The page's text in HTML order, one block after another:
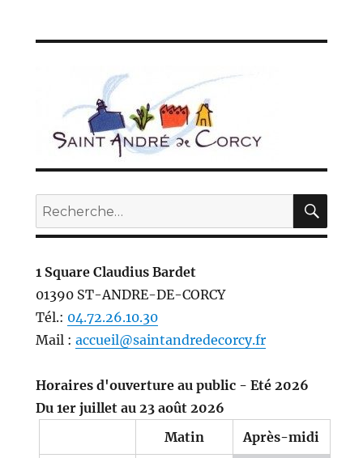
Recherche
pour :
1 Square Claudius Bardet
01390 ST-ANDRE-DE-CORCY
Tél.: 04.72.26.10.30
Mail : accueil@saintandredecorcy.fr
Horaires d'ouverture au public - Eté 2026
Du 1er juillet au 23 août 2026
Matin
Après-midi